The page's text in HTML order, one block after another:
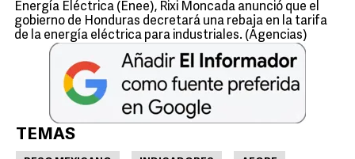
Energía Eléctrica (Enee), Rixi Moncada anunció que el
gobierno de Honduras decretará una rebaja en la tarifa
de la energía eléctrica para industriales. (Agencias)
TEMAS